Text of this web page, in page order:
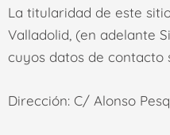
La titularidad de este
Valladolid , (en adelante
cuyos datos de contacto
Dirección: C/ Alonso